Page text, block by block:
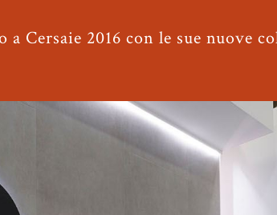
Cersaie 2016 con le sue nuove